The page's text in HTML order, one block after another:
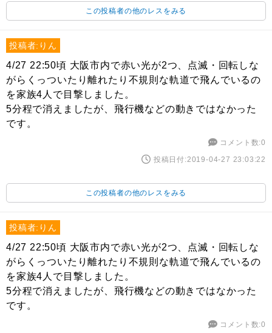
この投稿者の他のレスをみる
投稿者:りん
4/27 22:50頃 大阪市内で赤い光が2つ、点滅・回転しな
がらくっついたり離れたり不規則な軌道で飛んでいるの
を家族4人で目撃しました。
5分程で消えましたが、飛行機などの動きではなかった
です。
コメント数:0
投稿日付:2019-04-27 23:03:22
この投稿者の他のレスをみる
投稿者:りん
4/27 22:50頃 大阪市内で赤い光が2つ、点滅・回転しな
がらくっついたり離れたり不規則な軌道で飛んでいるの
を家族4人で目撃しました。
5分程で消えましたが、飛行機などの動きではなかった
です。
コメント数:0